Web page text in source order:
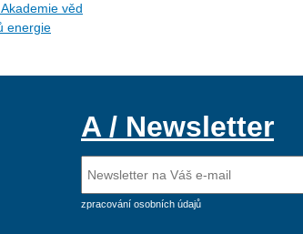
věd
energie
A / Newsletter
zpracování osobních údajů